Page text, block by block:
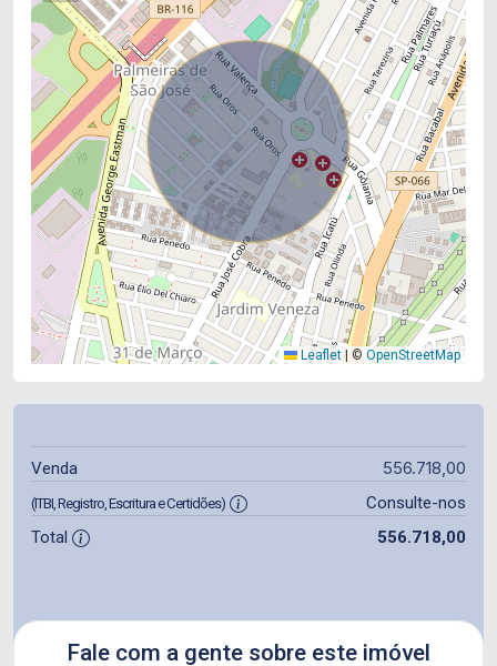
Leaflet | ©OpenStreetMap
Venda 556.718,00
(ITBI, Registro, Escritura e Certidões)
Consulte-nos
Total
556.718,00
Fale com a gente sobre este imóvel